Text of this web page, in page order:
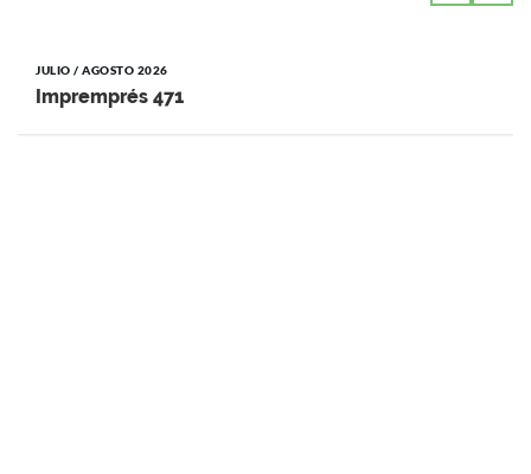
JULIO / AGOSTO 2026
Impremprés 471